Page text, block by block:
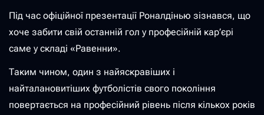
Під час офіційної презентації Роналдінью зізнався, що
хоче забити свій останній гол у професійній кар’єрі
саме у складі «Равенни».
Таким чином, один з найяскравіших і
найталановитіших футболістів свого покоління
повертається на професійний рівень після кількох років